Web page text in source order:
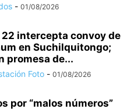
- 01/08/2026
22 intercepta convoy de
en Suchilquitongo;
promesa de...
Foto - 01/08/2026
por “malos números”